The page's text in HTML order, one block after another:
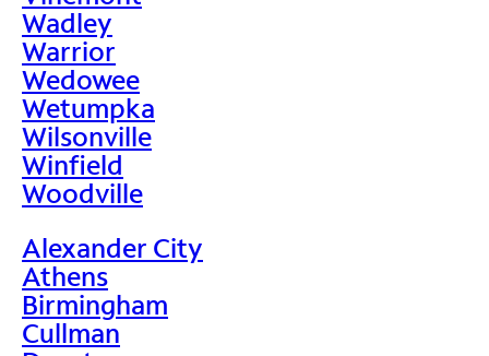
Wadley
Warrior
Wedowee
Wetumpka
Wilsonville
Winfield
Woodville
Alexander City
Athens
Birmingham
Cullman